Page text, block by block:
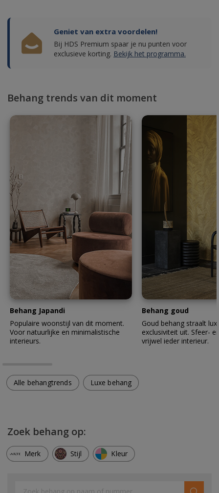
Geniet van extra voordelen!
Bij HDS Premium spaar je nu punten voor
exclusieve korting. Bekijk het programma.
Behang trends van dit moment
Behang Japandi
Populaire woonstijl van dit moment.
Voor natuurlijke en minimalistische
interieurs.
Behang goud
Goud behang straalt
exclusiviteit uit. Sfeer-
vrijwel ieder interieur.
Alle behangtrends Luxe behang
Zoek behang op:
Merk Stijl Kleur